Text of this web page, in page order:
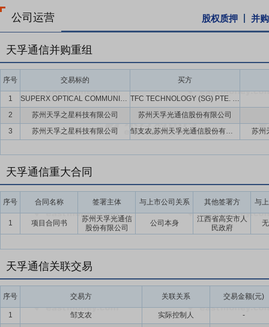
公司运营 股权质押 并
天孚通信并购重组
序号 交易标的 买方
1 SUPERX OPTICAL COMMUNICATIONS PTE. LTD.
TFC TECHNOLOGY (SG) PTE. LTD.,APEX VERVE LIMITED,SUPERX AI SOLUTION LIMITED
2
苏州天孚之星科技有限公司
苏州天孚光通信股份有限公司
3
苏州天孚之星科技有限公司 邹支农,苏州天孚光通信股份有限公司 苏州
天孚通信重大合同
序号 合同名称 签署主体 与上市公司关系 其他签署方 与
1 项目合同书
苏州天孚光通信
股份有限公司
公司本身
江西省高安市人
民政府
天孚通信关联交易
序号 交易方 关联关系 交易金额(元)
1 邹支农 实际控制人 -